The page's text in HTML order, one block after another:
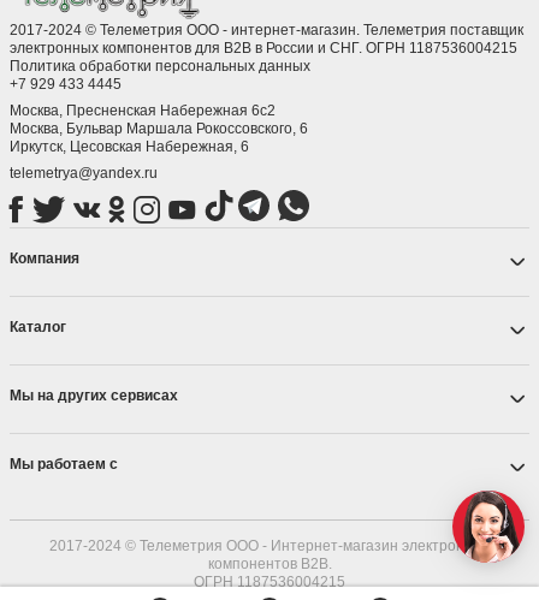
2017-2024 © Телеметрия ООО - интернет-магазин. Телеметрия поставщик
электронных компонентов для B2B в России и СНГ. ОГРН 1187536004215
Политика обработки персональных данных
+7 929 433 4445
Москва, Пресненская Набережная 6с2
Москва, ​Бульвар Маршала Рокоссовского, 6
Иркутск, ​Цесовская Набережная, 6
telemetrya@yandex.ru
Компания
Каталог
Мы на других сервисах
Мы работаем с
2017-2024 © Телеметрия ООО - Интернет-магазин электронных
компонентов B2B.
ОГРН 1187536004215